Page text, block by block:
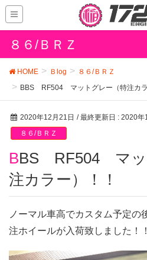
８６/ＢＲＺ
HOME Ｂlog
８６/ＢＲＺ
BBS RF504 マットグレー（特注カラ
2020年12月21日 / 最終更新日 : 2020年
８６/ＢＲＺ
BBS RF504 マットグレー（特
注カラー）！！
ノーマル車高でカスタム予定の
注ホイールが入荷致しました！！